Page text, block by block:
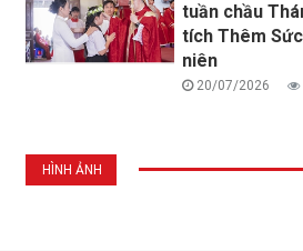
tuần chầu
tích Thêm
niên
20/07/2026
HÌNH ẢNH